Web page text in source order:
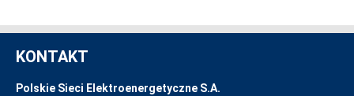
KONTAKT
Polskie Sieci Elektroenergetyczne S.A.